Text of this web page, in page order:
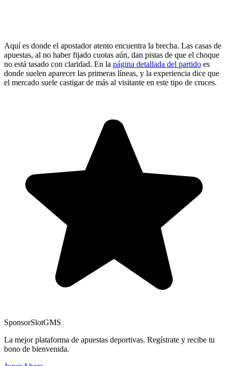
Aquí es donde el apostador atento encuentra la brecha. Las casas de
apuestas, al no haber fijado cuotas aún, dan pistas de que el choque
no está tasado con claridad. En la página detallada del partido es
donde suelen aparecer las primeras líneas, y la experiencia dice que
el mercado suele castigar de más al visitante en este tipo de cruces.
SponsorSlotGMS
La mejor plataforma de apuestas deportivas. Regístrate y recibe tu
bono de bienvenida.